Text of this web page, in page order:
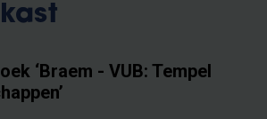
‘Braem - VUB: Tempel